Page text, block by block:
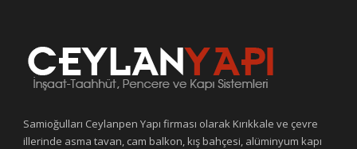
Samioğulları Ceylanpen Yapı firması olarak Kırıkkale ve çevre
illerinde asma tavan, cam balkon, kış bahçesi, alüminyum kapı